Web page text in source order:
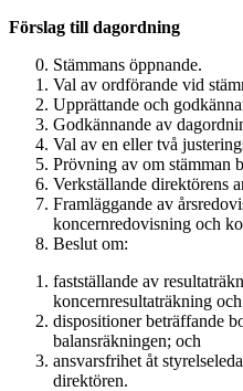
Förslag till dagordning
Stämmans öppnande.
Val av ordförande vid
Upprättande och
Godkännande av
Val av en eller två
Prövning av om stämman
Verkställande direktörens
Framläggande av
koncernredovisning och
Beslut om:
fastställande av
koncernresultaträkning
dispositioner beträffande
balansräkningen; och
ansvarsfrihet åt
direktören.